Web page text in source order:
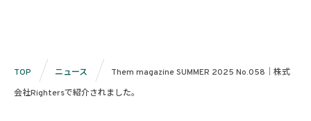
TOP ニュース
Them magazine SUMMER 2025 No.058｜株式
会社Rightersで紹介されました。